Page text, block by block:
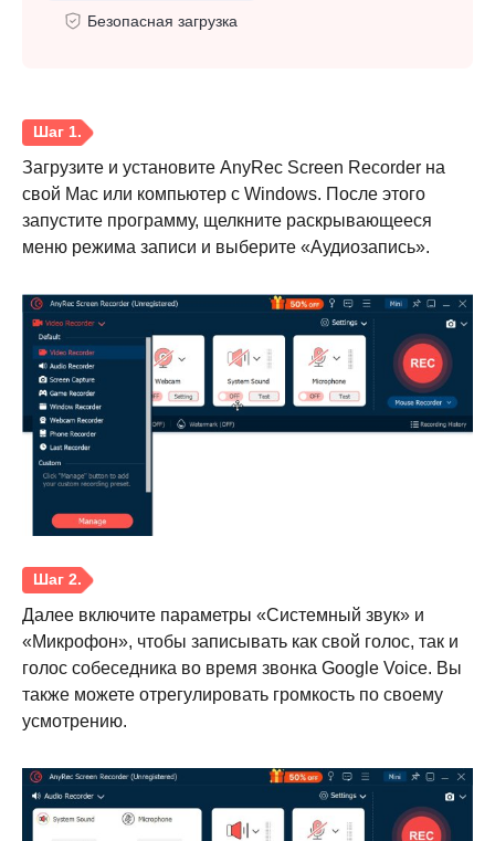
Безопасная загрузка
Шаг 1.
Загрузите и установите AnyRec Screen Recorder на
свой Mac или компьютер с Windows. После этого
запустите программу, щелкните раскрывающееся
меню режима записи и выберите «Аудиозапись».
Далее включите параметры «Системный звук» и
«Микрофон», чтобы записывать как свой голос, так и
голос собеседника во время звонка Google Voice. Вы
также можете отрегулировать громкость по своему
усмотрению.